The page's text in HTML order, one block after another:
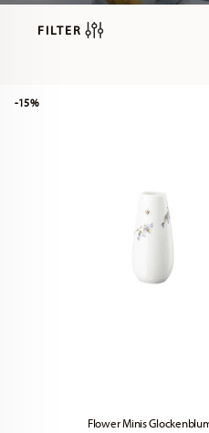
FILTER
Flower Minis
-15%